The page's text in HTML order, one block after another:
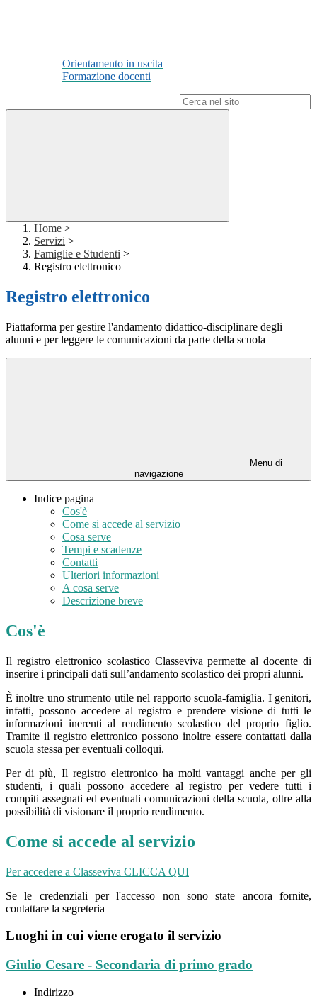
Orientamento in uscita
Formazione docenti
Home >
Servizi >
Famiglie e Studenti >
Registro elettronico
Registro elettronico
Piattaforma per gestire l'andamento didattico-disciplinare degli
alunni e per leggere le comunicazioni da parte della scuola
Menu di
navigazione
Indice pagina
Cos'è
Come si accede al servizio
Cosa serve
Tempi e scadenze
Contatti
Ulteriori informazioni
A cosa serve
Descrizione breve
Cos'è
Il registro elettronico scolastico Classeviva permette al docente di
inserire i principali dati sull’andamento scolastico dei propri alunni.
È inoltre uno strumento utile nel rapporto scuola-famiglia. I genitori,
infatti, possono accedere al registro e prendere visione di tutti le
informazioni inerenti al rendimento scolastico del proprio figlio.
Tramite il registro elettronico possono inoltre essere contattati dalla
scuola stessa per eventuali colloqui.
Per di più, Il registro elettronico ha molti vantaggi anche per gli
studenti, i quali possono accedere al registro per vedere tutti i
compiti assegnati ed eventuali comunicazioni della scuola, oltre alla
possibilità di visionare il proprio rendimento.
Come si accede al servizio
Per accedere a Classeviva CLICCA QUI
Se le credenziali per l'accesso non sono state ancora fornite,
contattare la segreteria
Luoghi in cui viene erogato il servizio
Giulio Cesare - Secondaria di primo grado
Indirizzo